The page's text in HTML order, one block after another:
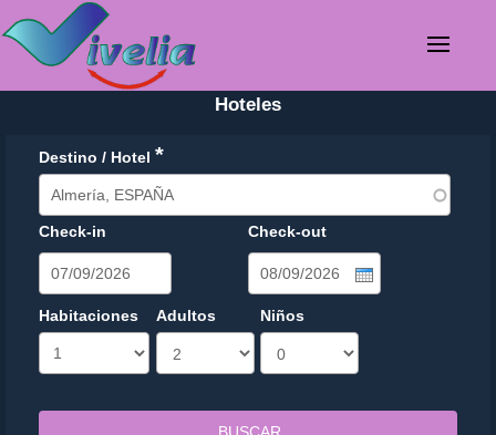
Hoteles
Destino / Hotel *
Check-in
Date
Check-out
Date
Habitaciones Adultos Niños